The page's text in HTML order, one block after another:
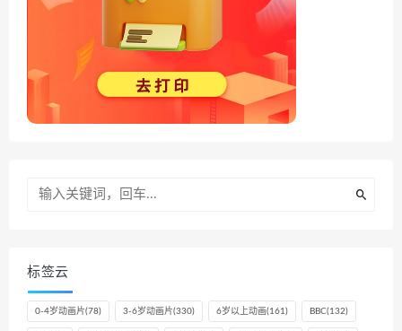
标签云
0-4岁动画片(78) 3-6岁动画片(330) 6岁以上动画(161) BBC(132)